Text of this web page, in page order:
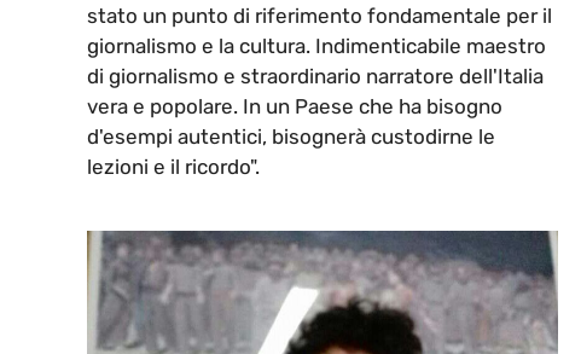
stato un punto di riferimento fondamentale per il
giornalismo e la cultura. Indimenticabile maestro
di giornalismo e straordinario narratore dell'Italia
vera e popolare. In un Paese che ha bisogno
d'esempi autentici, bisognerà custodirne le
lezioni e il ricordo".